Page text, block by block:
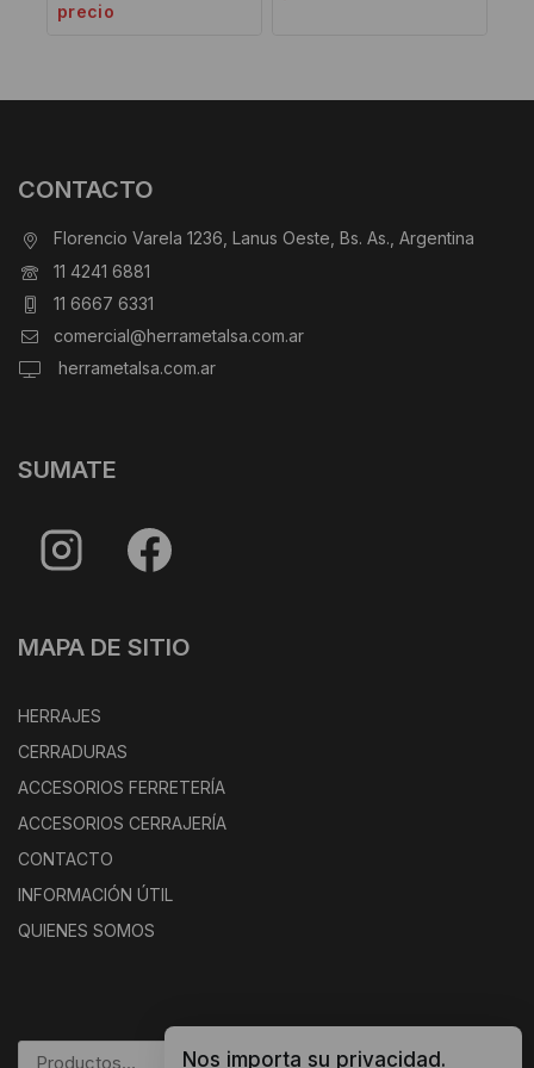
precio
CONTACTO
Florencio Varela 1236, Lanus Oeste, Bs. As., Argentina
11 4241 6881
11 6667 6331
comercial@herrametalsa.com.ar
herrametalsa.com.ar
SUMATE
MAPA DE SITIO
HERRAJES
CERRADURAS
ACCESORIOS FERRETERÍA
ACCESORIOS CERRAJERÍA
CONTACTO
INFORMACIÓN ÚTIL
QUIENES SOMOS
BUSCAR
Nos importa su privacidad.